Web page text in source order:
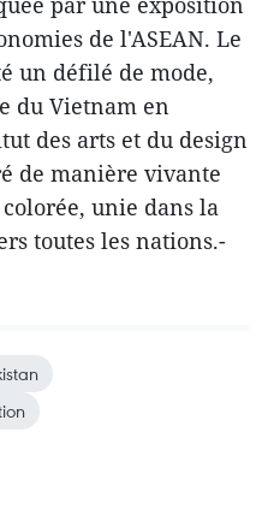
de l'ASEAN. Le
un défilé de mode,
du Vietnam en
des arts et du design
de manière vivante
unie dans la
toutes les nations.-